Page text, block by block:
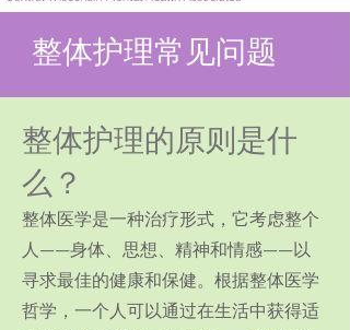
整体护理常见问题
整体护理的原则是什
么？
整体医学是一种治疗形式，它考虑整个
人——身体、思想、精神和情感——以
寻求最佳的健康和保健。根据整体医学
哲学，一个人可以通过在生活中获得适